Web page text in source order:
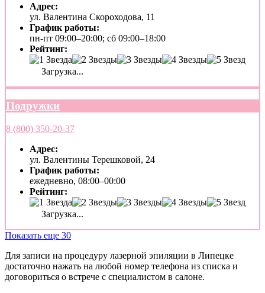
Адрес:
ул. Валентина Скороходова, 11
График работы:
пн-пт 09:00–20:00; сб 09:00–18:00
Рейтинг:
Загрузка...
Подружки
8 (800) 350-20-37
Адрес:
ул. Валентины Терешковой, 24
График работы:
ежедневно, 08:00–00:00
Рейтинг:
Загрузка...
Показать еще 30
Для записи на процедуру лазерной эпиляции в Липецке
достаточно нажать на любой номер телефона из списка и
договориться о встрече с специалистом в салоне.